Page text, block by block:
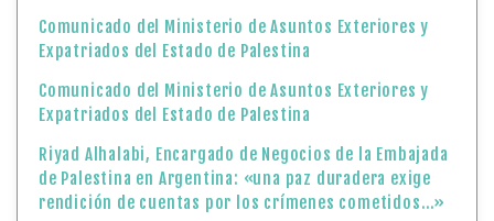
Comunicado del Ministerio de Asuntos Exteriores y
Expatriados del Estado de Palestina
Comunicado del Ministerio de Asuntos Exteriores y
Expatriados del Estado de Palestina
Riyad Alhalabi, Encargado de Negocios de la Embajada
de Palestina en Argentina: «una paz duradera exige
rendición de cuentas por los crímenes cometidos…»